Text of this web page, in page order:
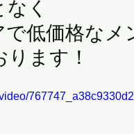
く
低価格なメ
ます！